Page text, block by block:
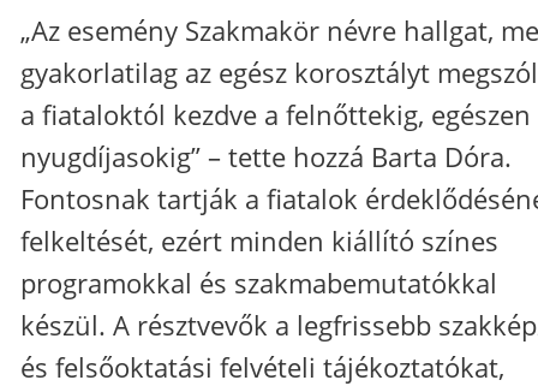
„Az esemény Szakmakör névre hallgat,
gyakorlatilag az egész korosztályt
a fiataloktól kezdve a felnőttekig, egészen
nyugdíjasokig” – tette hozzá Barta Dóra.
Fontosnak tartják a fiatalok
felkeltését, ezért minden kiállító színes
programokkal és szakmabemutatókkal
készül. A résztvevők a legfrissebb
és felsőoktatási felvételi tájékoztatókat,